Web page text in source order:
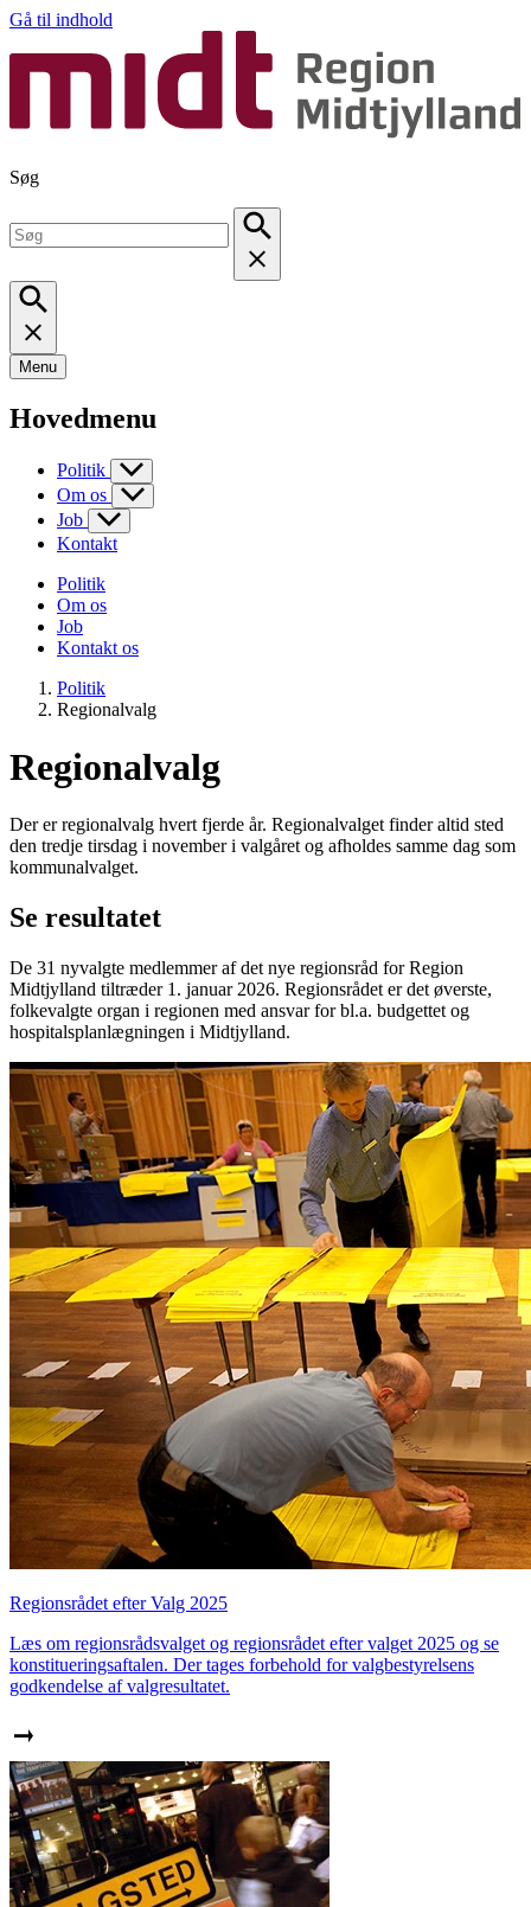
Gå til indhold
Søg
Menu
Hovedmenu
Politik
Om os
Job
Kontakt
Politik
Om os
Job
Kontakt os
Politik
Regionalvalg
Regionalvalg
Der er regionalvalg hvert fjerde år. Regionalvalget finder altid sted
den tredje tirsdag i november i valgåret og afholdes samme dag som
kommunalvalget.
Se resultatet
De 31 nyvalgte medlemmer af det nye regionsråd for Region
Midtjylland tiltræder 1. januar 2026. Regionsrådet er det øverste,
folkevalgte organ i regionen med ansvar for bl.a. budgettet og
hospitalsplanlægningen i Midtjylland.
Regionsrådet efter Valg 2025
Læs om regionsrådsvalget og regionsrådet efter valget 2025 og se
konstitueringsaftalen. Der tages forbehold for valgbestyrelsens
godkendelse af valgresultatet.